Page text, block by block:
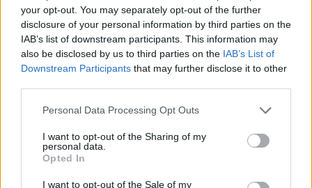
your opt-out. You may separately opt-out of the further
disclosure of your personal information by third parties on the
IAB’s list of downstream participants. This information may
also be disclosed by us to third parties on the IAB’s List of
Downstream Participants that may further disclose it to other
Personal Data Processing Opt Outs
I want to opt-out of the Sharing of my
personal data.
Opted In
I want to opt-out of the Sale of my
rasističnimi, diskriminatornimi ali nezakonitimi vsebinami
bodo odstranjeni.
Pravila komentiranja →
Prihajajoči dogodki
AVG
6
Aktivne poletne počitnice z ustvarjalci Studia
Spin
08:00
AVG